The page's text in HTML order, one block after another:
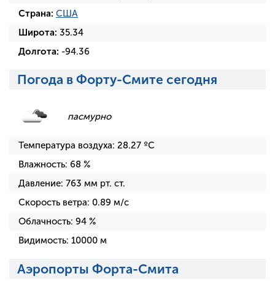
Страна: США
Широта: 35.34
Долгота: -94.36
Погода в Форту-Смите сегодня
пасмурно
Температура воздуха: 28.27 ºC
Влажность: 68 %
Давление: 763 мм рт. ст.
Скорость ветра: 0.89 м/с
Облачность: 94 %
Видимость: 10000 м
Аэропорты Форта-Смита